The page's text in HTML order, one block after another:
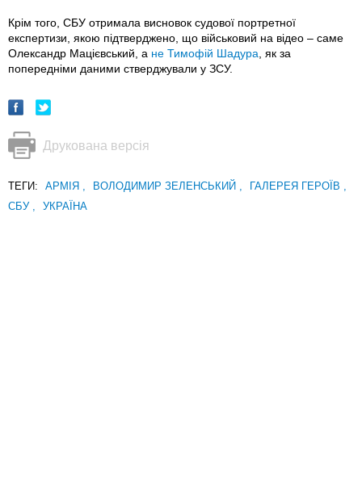
Крім того, СБУ отримала висновок судової портретної
експертизи, якою підтверджено, що військовий на відео – саме
Олександр Мацієвський, а не Тимофій Шадура, як за
попередніми даними стверджували у ЗСУ.
Друкована версія
ТЕГИ: АРМІЯ , ВОЛОДИМИР ЗЕЛЕНСЬКИЙ , ГАЛЕРЕЯ ГЕРОЇВ ,
СБУ , УКРАЇНА